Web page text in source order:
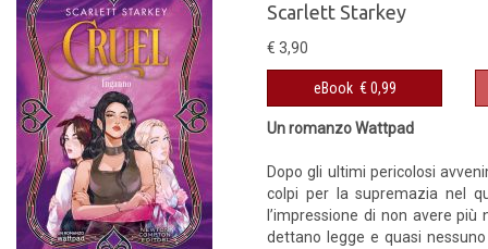
Scarlett Starkey
€ 3,90
eBook € 0,99
Un romanzo Wattpad
Dopo gli ultimi pericolosi
colpi per la supremazia nel
l’impressione di non avere
dettano legge e quasi